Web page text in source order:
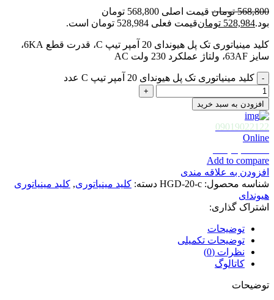
568,800 تومان
قیمت اصلی 568,800 تومان
بود.528,984 تومانقیمت فعلی 528,984 تومان است.
کلید مینیاتوری تک پل هیوندای 20 آمپر تیپ C، قدرت قطع 6KA،
سایز 63AF، ولتاژ عملکرد 230 ولت AC
کلید مینیاتوری تک پل هیوندای 20 آمپر تیپ C عدد
افزودن به سبد خرید
09019022122
Online
Add to compare
افزودن به علاقه مندی
شناسه محصول: HGD-20-c دسته: کلید مینیاتوری, کلید مینیاتوری
هیوندای
اشتراک گذاری:
توضیحات
توضیحات تکمیلی
نظرات (0)
کاتالوگ
توضیحات